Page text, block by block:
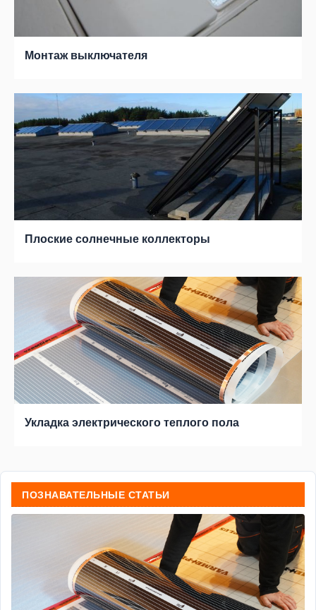
Монтаж выключателя
Плоские солнечные коллекторы
Укладка электрического теплого пола
ПОЗНАВАТЕЛЬНЫЕ СТАТЬИ